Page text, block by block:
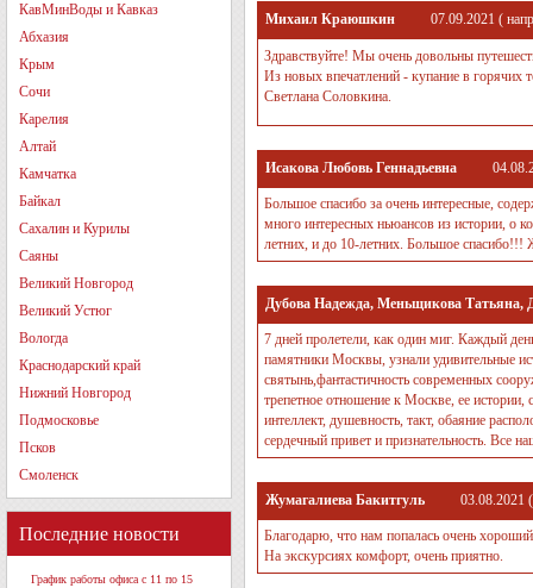
КавМинВоды и Кавказ
Абхазия
Крым
Сочи
Карелия
Алтай
Камчатка
Байкал
Сахалин и Курилы
Саяны
Великий Новгород
Великий Устюг
Вологда
Краснодарский край
Нижний Новгород
Подмосковье
Псков
Смоленск
Последние новости
График работы офиса с 11 по 15
Михаил Краюшкин 07.09.2021 (
Здравствуйте! Мы очень довольны
Из новых впечатлений - купание в горячих
Светлана Соловкина.
Исакова Любовь Геннадьевна
Большое спасибо за очень интересные,
много интересных ньюансов из истории, о
летних, и до 10-летних. Большое спасибо!!!
Дубова Надежда, Меньщикова Татьяна,
7 дней пролетели, как один миг. Каждый
памятники Москвы, узнали удивительные
святынь,фантастичность современных
трепетное отношение к Москве, ее
интеллект, душевность, такт, обаяние
сердечный привет и признательность. Все
Жумагалиева Бакитгуль 03.08.2021
Благодарю, что нам попалась очень
На экскурсиях комфорт, очень приятно.